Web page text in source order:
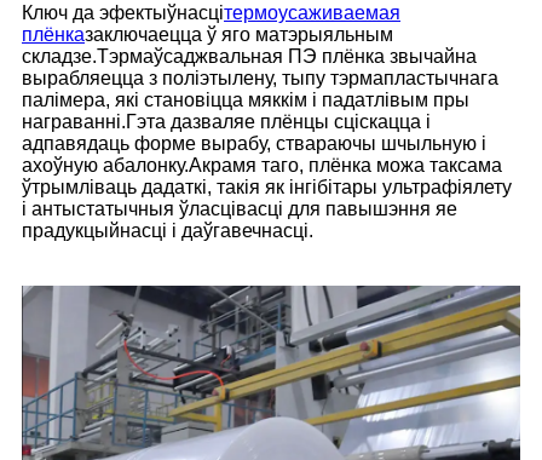
Ключ да эфектыўнасцітермоусаживаемая
плёнказаключаецца ў яго матэрыяльным
складзе.Тэрмаўсаджвальная ПЭ плёнка звычайна
вырабляецца з поліэтылену, тыпу тэрмапластычнага
палімера, які становіцца мяккім і падатлівым пры
награванні.Гэта дазваляе плёнцы сціскацца і
адпавядаць форме вырабу, ствараючы шчыльную і
ахоўную абалонку.Акрамя таго, плёнка можа таксама
ўтрымліваць дадаткі, такія як інгібітары ультрафіялету
і антыстатычныя ўласцівасці для павышэння яе
прадукцыйнасці і даўгавечнасці.